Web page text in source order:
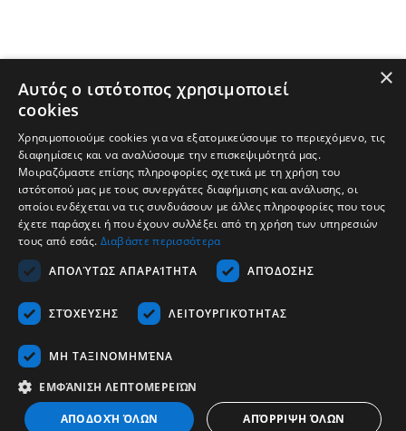
Tvrtka
Karijera
Hrvatski
×
Αυτός ο ιστότοπος χρησιμοποιεί
cookies
Χρησιμοποιούμε cookies για να εξατομικεύσουμε το περιεχόμενο, τις
διαφημίσεις και να αναλύσουμε την επισκεψιμότητά μας.
Μοιραζόμαστε επίσης πληροφορίες σχετικά με τη χρήση του
ιστότοπού μας με τους συνεργάτες διαφήμισης και ανάλυσης, οι
οποίοι ενδέχεται να τις συνδυάσουν με άλλες πληροφορίες που τους
έχετε παράσχει ή που έχουν συλλέξει από τη χρήση των υπηρεσιών
τους από εσάς. Διαβάστε περισσότερα
ΑΠΟΛΎΤΩΣ ΑΠΑΡΑΊΤΗΤΑ
ΑΠΌΔΟΣΗΣ
ΣΤΌΧΕΥΣΗΣ ΛΕΙΤΟΥΡΓΙΚΌΤΗΤΑΣ
ΜΗ ΤΑΞΙΝΟΜΗΜΈΝΑ
ΕΜΦΆΝΙΣΗ ΛΕΠΤΟΜΕΡΕΙΏΝ
ΑΠΟΔΟΧΉ ΌΛΩΝ ΑΠΌΡΡΙΨΗ ΌΛΩΝ